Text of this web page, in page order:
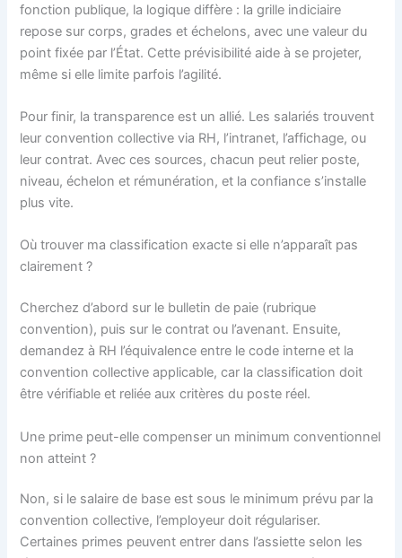
fonction publique, la logique diffère : la grille indiciaire
repose sur corps, grades et échelons, avec une valeur du
point fixée par l’État. Cette prévisibilité aide à se projeter,
même si elle limite parfois l’agilité.
Pour finir, la transparence est un allié. Les salariés trouvent
leur convention collective via RH, l’intranet, l’affichage, ou
leur contrat. Avec ces sources, chacun peut relier poste,
niveau, échelon et rémunération, et la confiance s’installe
plus vite.
Où trouver ma classification exacte si elle n’apparaît pas
clairement ?
Cherchez d’abord sur le bulletin de paie (rubrique
convention), puis sur le contrat ou l’avenant. Ensuite,
demandez à RH l’équivalence entre le code interne et la
convention collective applicable, car la classification doit
être vérifiable et reliée aux critères du poste réel.
Une prime peut-elle compenser un minimum conventionnel
non atteint ?
Non, si le salaire de base est sous le minimum prévu par la
convention collective, l’employeur doit régulariser.
Certaines primes peuvent entrer dans l’assiette selon les